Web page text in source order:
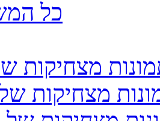
כל
מצחיקות
מצחיקות